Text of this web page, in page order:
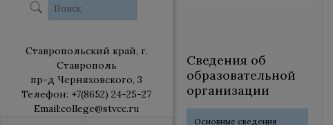
Ставропольский край, г.
Ставрополь
пр-д Черняховского, 3
Телефон: +7(8652) 24-25-27
Email:college@stvcc.ru
Сведения об
образовательной
организации
Основные сведения